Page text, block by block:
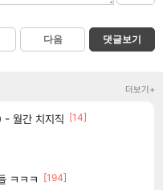
다음 댓글보기
더보기+
월간 치지직 [14]
ㅋㅋㅋ [194]